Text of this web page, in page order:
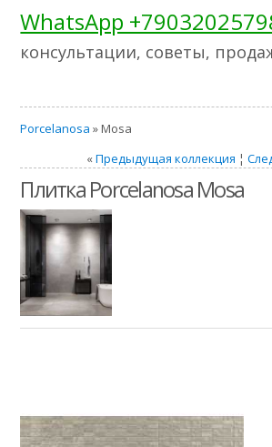
WhatsApp
консультации, советы,
Porcelanosa » Mosa
«Предыдущая коллекция ¦
Плитка Porcelanosa Mosa